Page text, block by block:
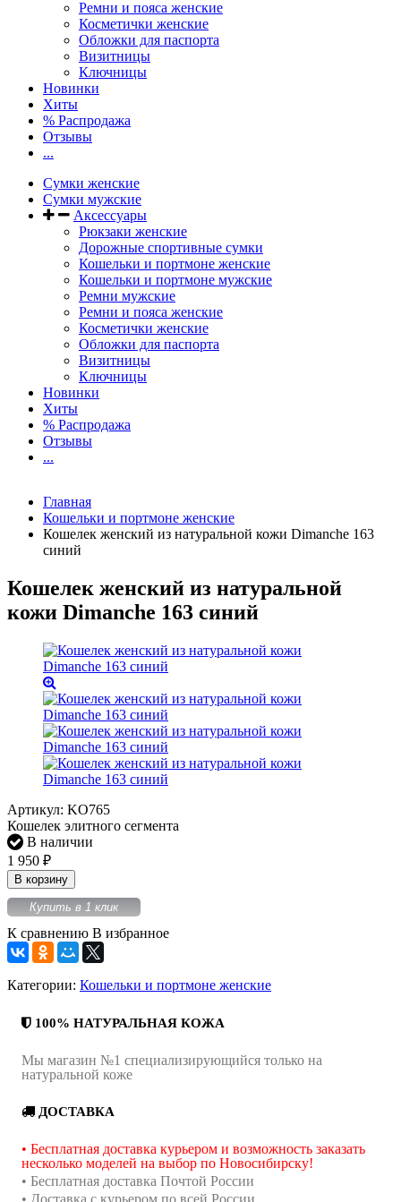
Ремни и пояса женские
Косметички женские
Обложки для паспорта
Визитницы
Ключницы
Новинки
Хиты
% Распродажа
Отзывы
...
Сумки женские
Сумки мужские
Аксессуары
Рюкзаки женские
Дорожные спортивные сумки
Кошельки и портмоне женские
Кошельки и портмоне мужские
Ремни мужские
Ремни и пояса женские
Косметички женские
Обложки для паспорта
Визитницы
Ключницы
Новинки
Хиты
% Распродажа
Отзывы
...
Главная
Кошельки и портмоне женские
Кошелек женский из натуральной кожи Dimanche 163
синий
Кошелек женский из натуральной
кожи Dimanche 163 синий
Артикул: KO765
Кошелек элитного сегмента
В наличии
1 950 ₽
В корзину
Купить в 1 клик
К сравнению В избранное
Категории: Кошельки и портмоне женские
100% НАТУРАЛЬНАЯ КОЖА
Мы магазин №1 специализирующийся только на
натуральной коже
ДОСТАВКА
• Бесплатная доставка курьером и возможность заказать
несколько моделей на выбор по Новосибирску!
• Бесплатная доставка Почтой России
• Доставка с курьером по всей России